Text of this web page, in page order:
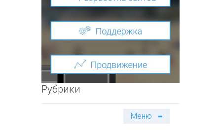
Рубрики
Меню ≡